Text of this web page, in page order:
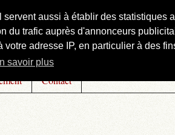
aussi à établir des statistiques
trafic auprès d'annonceurs
adresse IP, en particulier à des
savoir plus
Contact